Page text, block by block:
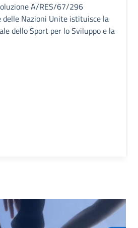
A/RES/67/296
delle Nazioni Unite istituisce la
dello Sport per lo Sviluppo e la